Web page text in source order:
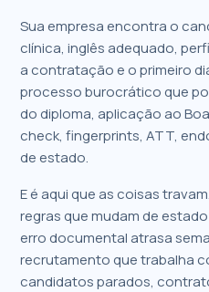
Sua empresa encontra o
clínica, inglês adequado,
a contratação e o primeiro
processo burocrático que
do diploma, aplicação ao
check, fingerprints, ATT,
de estado.
E é aqui que as coisas
regras que mudam de
erro documental atrasa
recrutamento que trabalha
candidatos parados,